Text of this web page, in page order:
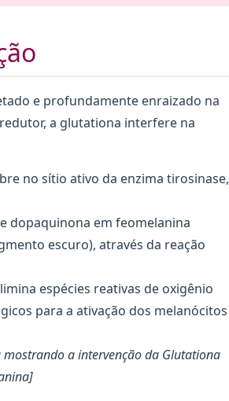
e profundamente enraizado na
a glutationa interfere na
no sítio ativo da enzima tirosinase,
dopaquinona em feomelanina
escuro), através da reação
espécies reativas de oxigênio
para a ativação dos melanócitos
mostrando a intervenção da Glutationa